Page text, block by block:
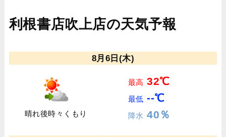
利根書店吹上店の天気予報
8月6日(木)
晴れ後時々くもり
最高 32℃
最低 --℃
降水 40％